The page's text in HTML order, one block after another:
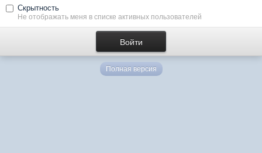
Скрытность
Не отображать меня в списке активных пользователей
Полная версия